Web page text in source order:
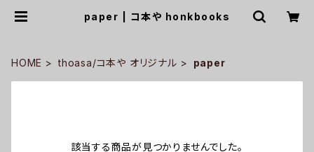
paper | コ本や honkbooks
HOME thoasa/コ本や オリジナル paper
該当する商品が見つかりませんでした。